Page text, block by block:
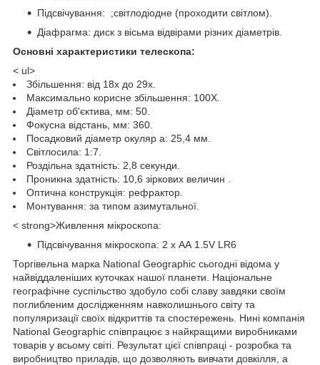
Підсвічування: ;світлодіодне (проходити світлом).
Діафрагма: диск з вісьма відвірами різних діаметрів.
Основні характеристики телескопа:
< ul>
Збільшення: від 18х до 29х.
Максимально корисне збільшення: 100Х.
Діаметр об'єктива, мм: 50.
Фокусна відстань, мм: 360.
Посадковий діаметр окуляр а: 25,4 мм.
Світлосила: 1:7.
Роздільна здатність: 2,8 секунди.
Проникна здатність: 10,6 зіркових величин .
Оптична конструкція: рефрактор.
Монтування: за типом азимутальної.
< strong>Живлення мікроскопа:
Підсвічування мікроскопа: 2 х АА 1.5V LR6
Торгівельна марка National Geographic сьогодні відома у
найвіддаленіших куточках нашої планети. Національне
географічне суспільство здобуло собі славу завдяки своїм
поглибленим дослідженням навколишнього світу та
популяризації своїх відкриттів та спостережень. Нині компанія
National Geographic співпрацює з найкращими виробниками
товарів у всьому світі. Результат цієї співпраці - розробка та
виробництво приладів, що дозволяють вивчати довкілля, а